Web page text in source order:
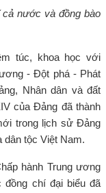
cả nước và đồng bào
túc, khoa học với
- Đột phá - Phát
Nhân dân và đất
của Đảng đã thành
trong lịch sử Đảng
dân tộc Việt Nam.
hành Trung ương
chí đại biểu đã